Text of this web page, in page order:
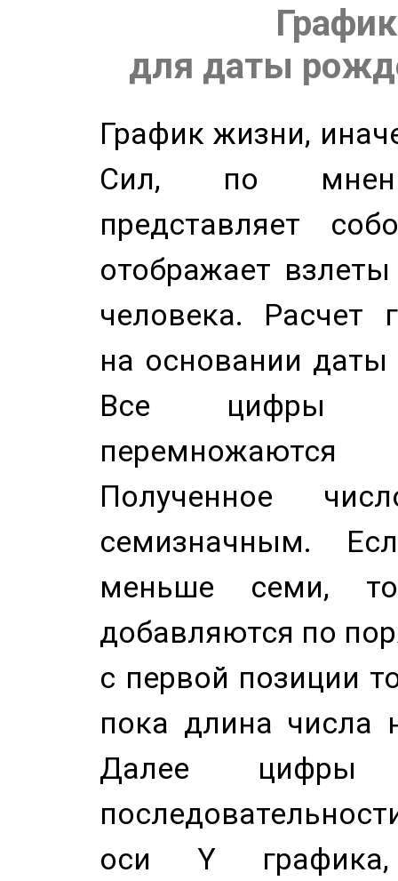
для даты
График жизни,
Сил, по
представляет
отображает
человека. Расчет
на основании
Все цифры
Полученное
семизначным.
меньше семи,
добавляются по
с первой позиции
пока длина числа
Далее цифры
оси Y